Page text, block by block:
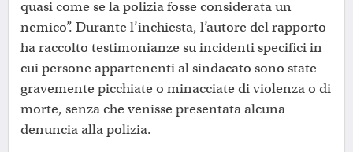
quasi come se la polizia fosse considerata un
nemico”. Durante l’inchiesta, l’autore del rapporto
ha raccolto testimonianze su incidenti specifici in
cui persone appartenenti al sindacato sono state
gravemente picchiate o minacciate di violenza o di
morte, senza che venisse presentata alcuna
denuncia alla polizia.